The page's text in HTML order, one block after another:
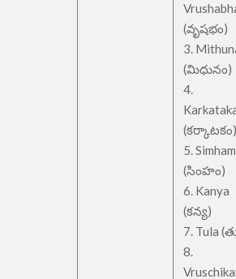
(వృషభం)
3.
(మిధునం)
4.
(కర్కాటకం)
5. Simham
(సింహం)
6. Kanya
(కన్య)
7. Tula
8.